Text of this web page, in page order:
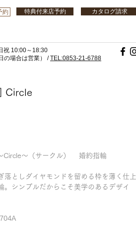
約 特典付来店予約 カタログ請求
祝 10:00～18:30
の場合は営業） /TEL:0853-21-6788
Circle
Circle～（サークル） 婚約指輪
落としダイヤモンドを留める枠を薄く仕上
。シンプルだからこそ美学のあるデザイ